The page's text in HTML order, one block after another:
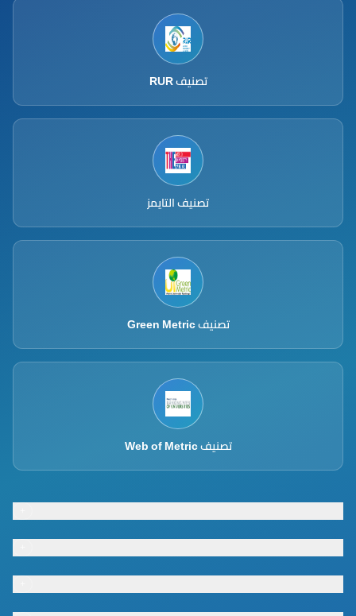
تصنيف RUR
تصنيف التايمز
تصنيف Green Metric
تصنيف Web of Metric
Footer menu
Footer menu
Footer menu